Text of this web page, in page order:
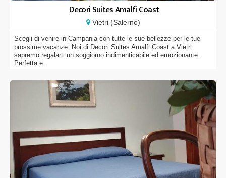
Decori Suites Amalfi Coast
Vietri (Salerno)
Scegli di venire in Campania con tutte le sue bellezze per le tue
prossime vacanze. Noi di Decori Suites Amalfi Coast a Vietri
sapremo regalarti un soggiorno indimenticabile ed emozionante.
Perfetta e...